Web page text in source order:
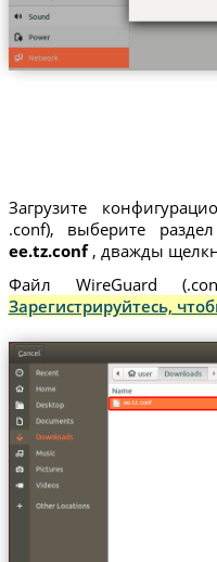
Загрузите
.conf), выберите
ee.tz.conf, дважды
Файл WireGuard
Зарегистрируйтесь,
ee.tz.conf